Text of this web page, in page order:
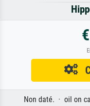
Non daté. · oil on